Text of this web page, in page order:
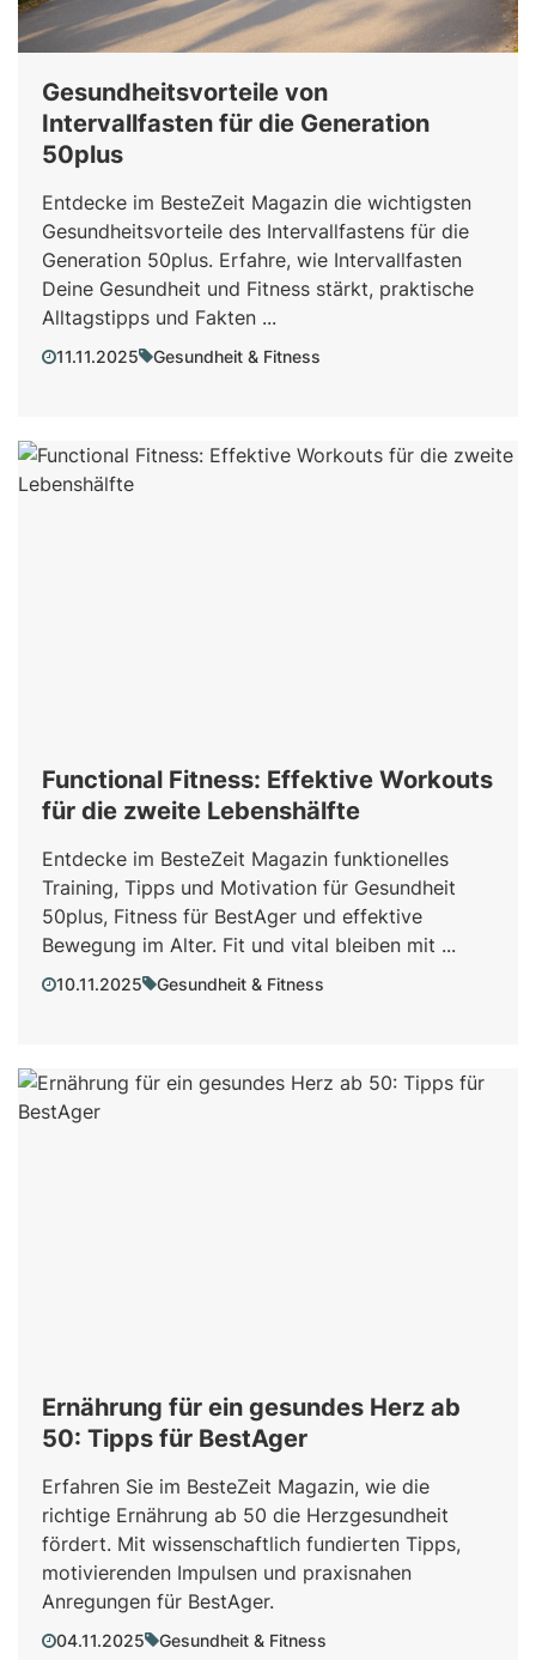
Gesundheitsvorteile von
Intervallfasten für die Generation
50plus
Entdecke im BesteZeit Magazin die wichtigsten
Gesundheitsvorteile des Intervallfastens für die
Generation 50plus. Erfahre, wie Intervallfasten
Deine Gesundheit und Fitness stärkt, praktische
Alltagstipps und Fakten ...
11.11.2025 Gesundheit & Fitness
Functional Fitness: Effektive Workouts
für die zweite Lebenshälfte
Entdecke im BesteZeit Magazin funktionelles
Training, Tipps und Motivation für Gesundheit
50plus, Fitness für BestAger und effektive
Bewegung im Alter. Fit und vital bleiben mit ...
10.11.2025 Gesundheit & Fitness
Ernährung für ein gesundes Herz ab
50: Tipps für BestAger
Erfahren Sie im BesteZeit Magazin, wie die
richtige Ernährung ab 50 die Herzgesundheit
fördert. Mit wissenschaftlich fundierten Tipps,
motivierenden Impulsen und praxisnahen
Anregungen für BestAger.
04.11.2025 Gesundheit & Fitness